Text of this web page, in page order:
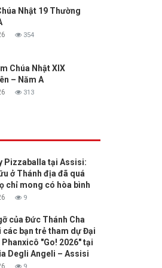
Nhật 19 Thường
354
Chúa Nhật XIX
– Năm A
313
Pizzaballa tại Assisi:
ở Thánh địa đã quá
chỉ mong có hòa bình
9
của Đức Thánh Cha
các bạn trẻ tham dự Đại
"Go! 2026" tại
Degli Angeli – Assisi